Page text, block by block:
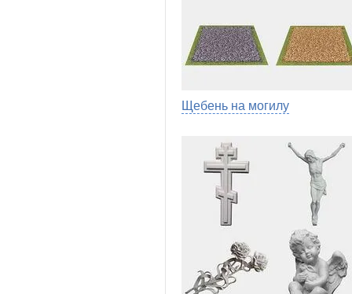
Щебень на могилу